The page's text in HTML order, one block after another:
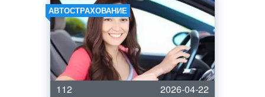
АВТОСТРАХОВАНИЕ
112
2026-04-22